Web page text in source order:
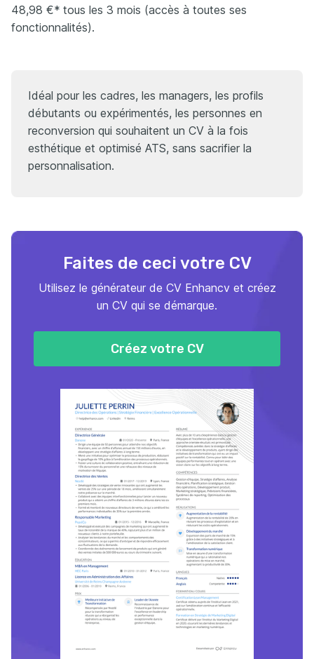
48,98 €* tous les 3 mois (accès à toutes ses
fonctionnalités).
Idéal pour les cadres, les managers, les profils
débutants ou expérimentés, les personnes en
reconversion qui souhaitent un CV à la fois
esthétique et optimisé ATS, sans sacrifier la
personnalisation.
Faites de ceci votre CV
Utilisez le générateur de CV Enhancv et créez
un CV qui se démarque.
Créez votre CV